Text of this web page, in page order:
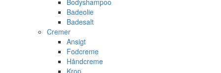
Bodyshampoo
Badeolie
Badesalt
Cremer
Ansigt
Fodcreme
Håndcreme
Krop